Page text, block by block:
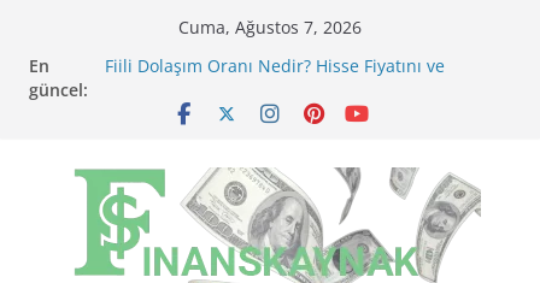
content
Cuma, Ağustos 7, 2026
En
güncel:
Fiili Dolaşım Oranı Nedir? Hisse Fiyatını ve
KAP Açıklaması Nasıl Okunur? Yatırımcı İçin Kritik
MSCI Endeks Değişiklikleri BIST Hisselerini Nasıl
Etkiler?
BIST Endeks Değişiklikleri Hisseleri Nasıl Etkiler?
BIST Sektör Endeksleri Nedir? Sektörel Rotasyon
Nasıl Takip Edilir?